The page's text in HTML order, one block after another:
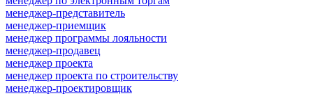
менеджер-представитель
менеджер-приемщик
менеджер программы лояльности
менеджер-продавец
менеджер проекта
менеджер проекта по строительству
менеджер-проектировщик